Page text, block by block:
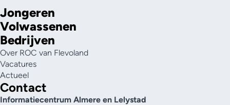
Jongeren
Volwassenen
Bedrijven
Over ROC van Flevoland
Vacatures
Actueel
Contact
Informatiecentrum Almere en Lelystad